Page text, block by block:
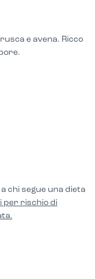
e avena. Ricco
chi segue una dieta
per rischio di